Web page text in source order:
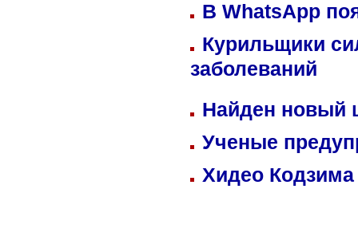
В WhatsApp
Курильщики
заболеваний
Найден
Ученые
Хидео